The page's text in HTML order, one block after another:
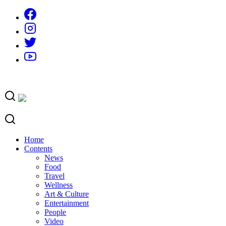
content
Home
Contents
News
Food
Travel
Wellness
Art & Culture
Entertainment
People
Video